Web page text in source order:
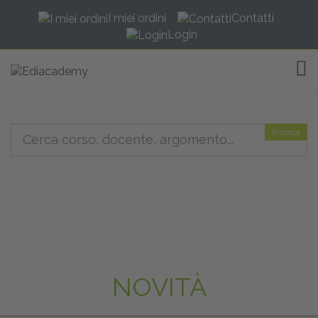
I miei ordini
Contatti
Login
Ricerca
NOVITÀ